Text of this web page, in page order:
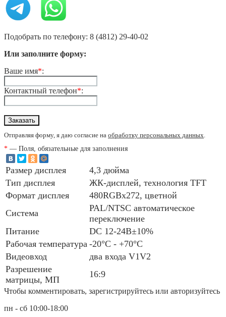
Подобрать по телефону: 8 (4812) 29-40-02
Или заполните форму:
Ваше имя*:
Контактный телефон*:
Отправляя форму, я даю согласие на обработку персональных данных.
* — Поля, обязательные для заполнения
Размер дисплея
4,3 дюйма
Тип дисплея
ЖК-дисплей, технология TFT
Формат дисплея
480RGBх272, цветной
Система
PAL/NTSC автоматическое
переключение
Питание
DC 12-24В±10%
Рабочая температура -20°С - +70°С
Видеовход
два входа V1V2
Разрешение
матрицы, МП
16:9
Чтобы комментировать, зарегистрируйтесь или авторизуйтесь
пн - сб 10:00-18:00